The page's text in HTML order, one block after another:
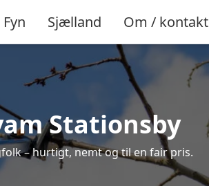
Fyn Sjælland Om / kontakt
Stationsby
– hurtigt, nemt og til en fair pris.